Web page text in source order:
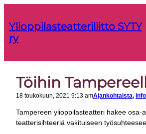
Ylioppilasteatteriliitto SYTY
ry
Töihin
18 toukokuun, 2021 9:13 amAjankohtaista, info
Tampereen ylioppilasteatteri hakee osa-
teatterisihteeriä vakituiseen